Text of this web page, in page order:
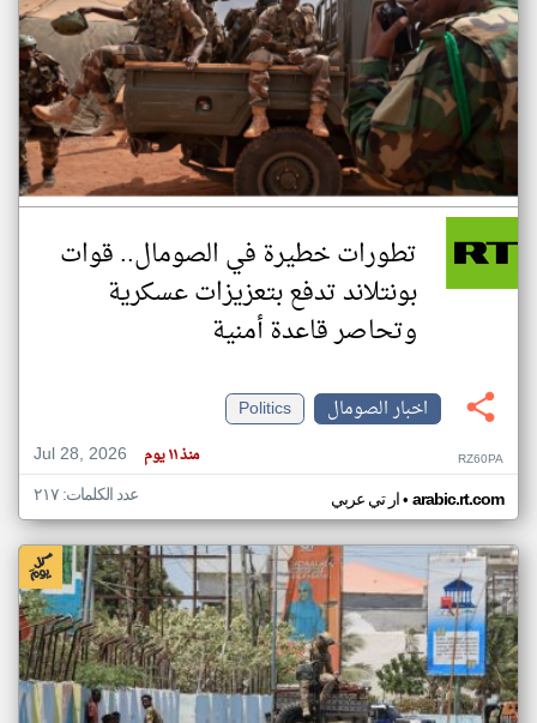
تطورات خطيرة في الصومال.. قوات
بونتلاند تدفع بتعزيزات عسكرية
وتحاصر قاعدة أمنية
اخبار الصومال
Politics
Jul 28, 2026
منذ ١١ يوم RZ60PA
ار تي عربي• arabic.rt.com عدد الكلمات: ٢١٧